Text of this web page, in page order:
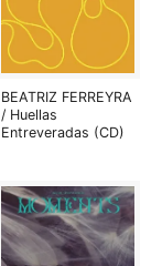
BEATRIZ FERREYRA
/ Huellas
Entreveradas (CD)